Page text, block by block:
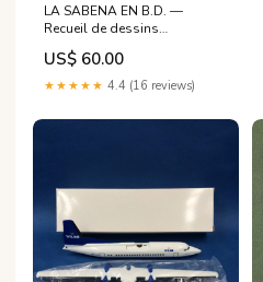
LA SABENA EN B.D. —
Recueil de dessins
humoristiques – Jean Lens
(circa 1970–1980) — De
Brouwer
US$ 60.00
★★★★★ 4.4 (16 reviews)